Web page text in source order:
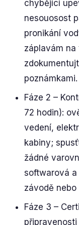
chybějící
nesouosost
pronikání
záplavám
poznámkami.
Fáze 2 –
72 hodin):
vedení,
kabiny;
žádné
softwarová
závodě
Fáze 3 –